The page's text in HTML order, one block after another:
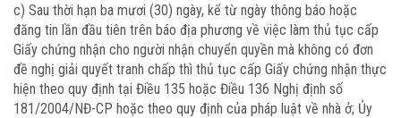
c) Sau thời hạn ba mươi (30) ngày, kể từ ngày thông báo hoặc
đăng tin lần đầu tiên trên báo địa phương về việc làm thủ tục cấp
Giấy chứng nhận cho người nhận chuyển quyền mà không có đơn
đề nghị giải quyết tranh chấp thì thủ tục cấp Giấy chứng nhận thực
hiện theo quy định tại Điều 135 hoặc Điều 136 Nghị định số
181/2004/NĐ-CP hoặc theo quy định của pháp luật về nhà ở; Ủy